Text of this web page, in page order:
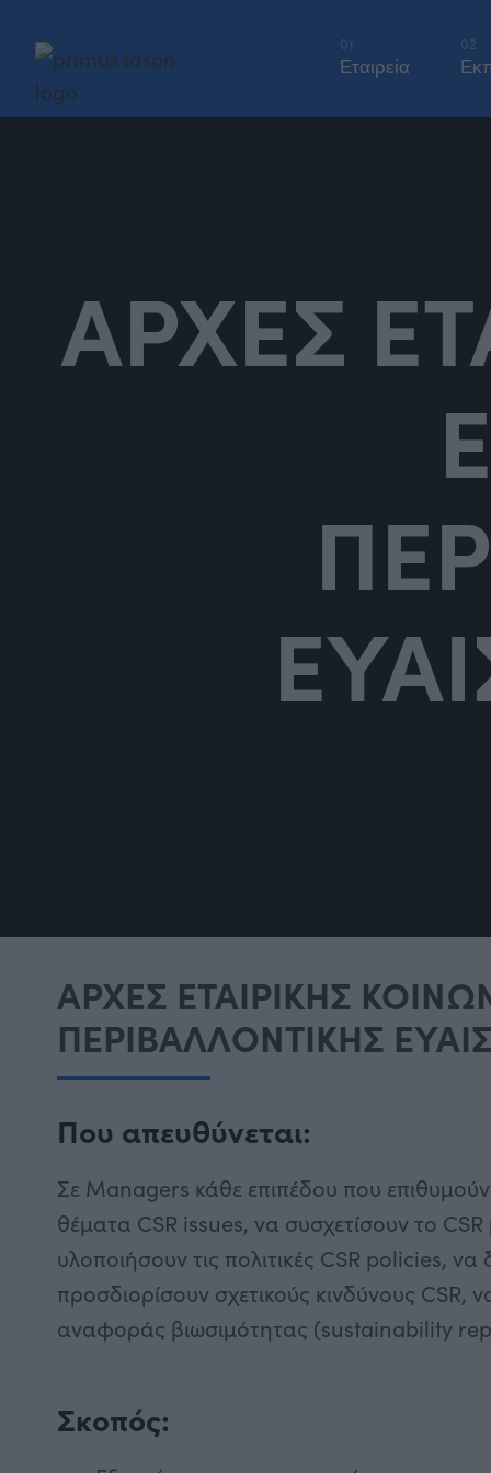
01
Εταιρεία
02
AΡΧΕΣ
AΡΧΕΣ ΕΤΑΙΡΙΚΗΣ
ΠΕΡΙΒΑΛΛΟΝΤΙΚΗΣ
Που απευθύνεται:
Σε Managers κάθε επιπέδου που
θέματα CSR issues, να συσχετίσουν το
υλοποιήσουν τις πολιτικές CSR policies,
προσδιορίσουν σχετικούς κινδύνους CSR,
αναφοράς βιωσιμότητας (sustainability
Σκοπός: